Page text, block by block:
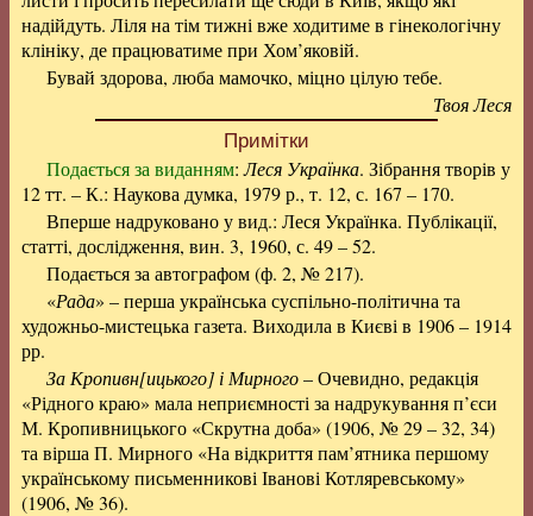
надійдуть. Ліля на тім тижні вже ходитиме в гінекологічну
клініку, де працюватиме при Хом’яковій.
Бувай здорова, люба мамочко, міцно цілую тебе.
Твоя Леся
Примітки
Подається за виданням:Леся Українка. Зібрання творів у
12 тт. – К.: Наукова думка, 1979 р., т. 12, с. 167 – 170.
Вперше надруковано у вид.: Леся Українка. Публікації,
статті, дослідження, вин. 3, 1960, с. 49 – 52.
Подається за автографом (ф. 2, № 217).
«Рада» – перша українська суспільно-політична та
художньо-мистецька газета. Виходила в Києві в 1906 – 1914
рр.
За Кропивн[ицького] і Мирного– Очевидно, редакція
«Рідного краю» мала неприємності за надрукування п’єси
М. Кропивницького «Скрутна доба» (1906, № 29 – 32, 34)
та вірша П. Мирного «На відкриття пам’ятника першому
українському письменникові Іванові Котляревському»
(1906, № 36).